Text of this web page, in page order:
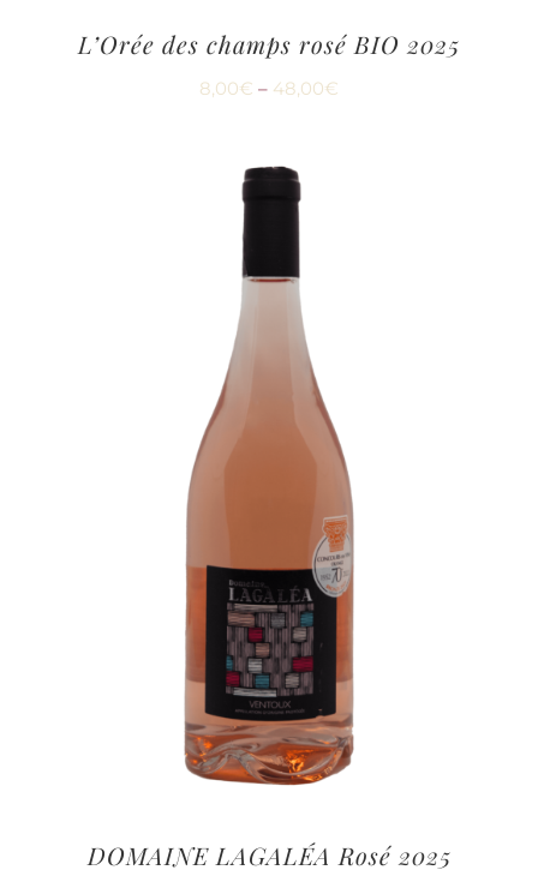
L’Orée des champs rosé BIO 2025
8,00€ – 48,00€
DOMAINE LAGALÉA Rosé 2025